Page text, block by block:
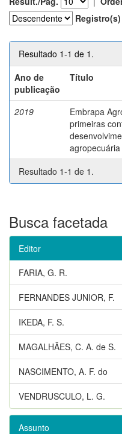
Registro(s)
Resultado 1-1 de 1.
Ano de
publicação
Título
2019
Embrapa
primeiras
Resultado 1-1 de 1.
Busca facetada
Editor
FARIA, G. R.
FERNANDES JUNIOR, F.
IKEDA, F. S.
MAGALHÃES, C. A. de S.
NASCIMENTO, A. F. do
VENDRUSCULO, L. G.
Assunto